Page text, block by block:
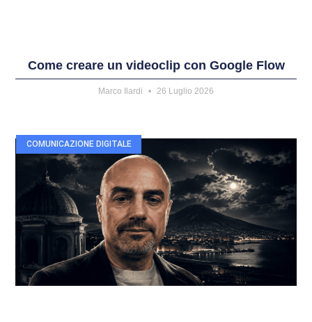
Come creare un videoclip con Google Flow
Marco Ilardi 26 Luglio 2026
COMUNICAZIONE DIGITALE